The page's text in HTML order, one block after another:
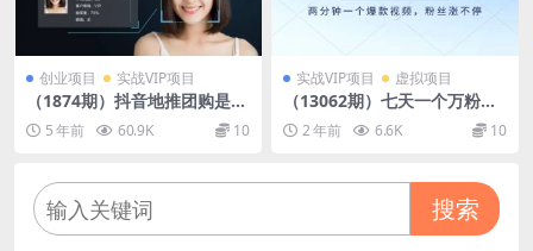
创业项目 实战VIP项目
（1874期）抖音地推团购是什
么项目，20W的神秘配方分享
5 年前 60.9K 10
实战VIP项目 虚拟项目
（13062期）七天一个万粉账
号，新手小白秒上手，单账号
回收700元，轻松月入三万＋
2 年前 6.6K 10
搜索